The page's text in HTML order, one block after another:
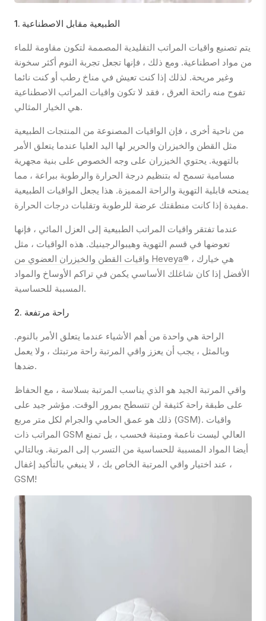
1. الطبيعية مقابل الاصطناعية
يتم تصنيع واقيات المراتب التقليدية المصممة لتكون مقاومة للماء
من مواد اصطناعية. ومع ذلك ، فإنها تجعل تجربة النوم أكثر سخونة
وغير مريحة. لذلك إذا كنت تعيش في مناخ رطب أو كنت نائما
تفوح منه رائحة العرق ، فقد لا تكون واقيات المراتب الاصطناعية
هي الخيار المثالي.
من ناحية أخرى ، فإن الواقيات المصنوعة من المنتجات الطبيعية
مثل القطن والخيزران والحرير لها اليد العليا عندما يتعلق الأمر
بالتهوية. يحتوي الخيزران على وجه الخصوص على بنية مجهرية
مسامية تسمح له بتنظيم درجة الحرارة والرطوبة ببراعة ، مما
يمنحه قابلية التهوية والراحة المميزة. هذا يجعل الواقيات الطبيعية
مفيدة إذا كانت منطقتك عرضة للرطوبة وتقلبات درجات الحرارة.
عندما تفتقر واقيات المراتب الطبيعية إلى العزل المائي ، فإنها
تعوضها في قسم التهوية وهيبوالرجينيك. هذه الواقيات ، مثل
واقيات القطن والخيزران العضوي من Heveya® ، هي خيارك
الأفضل إذا كان شاغلك الأساسي يكمن في تراكم الأوساخ والمواد
المسببة للحساسية.
2. راحة مرتفعة
الراحة هي واحدة من أهم الأشياء عندما يتعلق الأمر بالنوم.
وبالمثل ، يجب أن يعزز واقي المرتبة راحة مرتبتك ، ولا يعمل
ضدها.
واقي المرتبة الجيد هو الذي يناسب المرتبة بسلاسة ، مع الحفاظ
على طبقة راحة كثيفة لن تتسطح بمرور الوقت. مؤشر جيد على
ذلك هو عمق الحامي والجرام لكل متر مربع (GSM). واقيات
المراتب ذات GSM العالي ليست ناعمة ومتينة فحسب ، بل تمنع
أيضا المواد المسببة للحساسية من التسرب إلى المرتبة. وبالتالي
، عند اختيار واقي المرتبة الخاص بك ، لا ينبغي بالتأكيد إغفال
GSM!